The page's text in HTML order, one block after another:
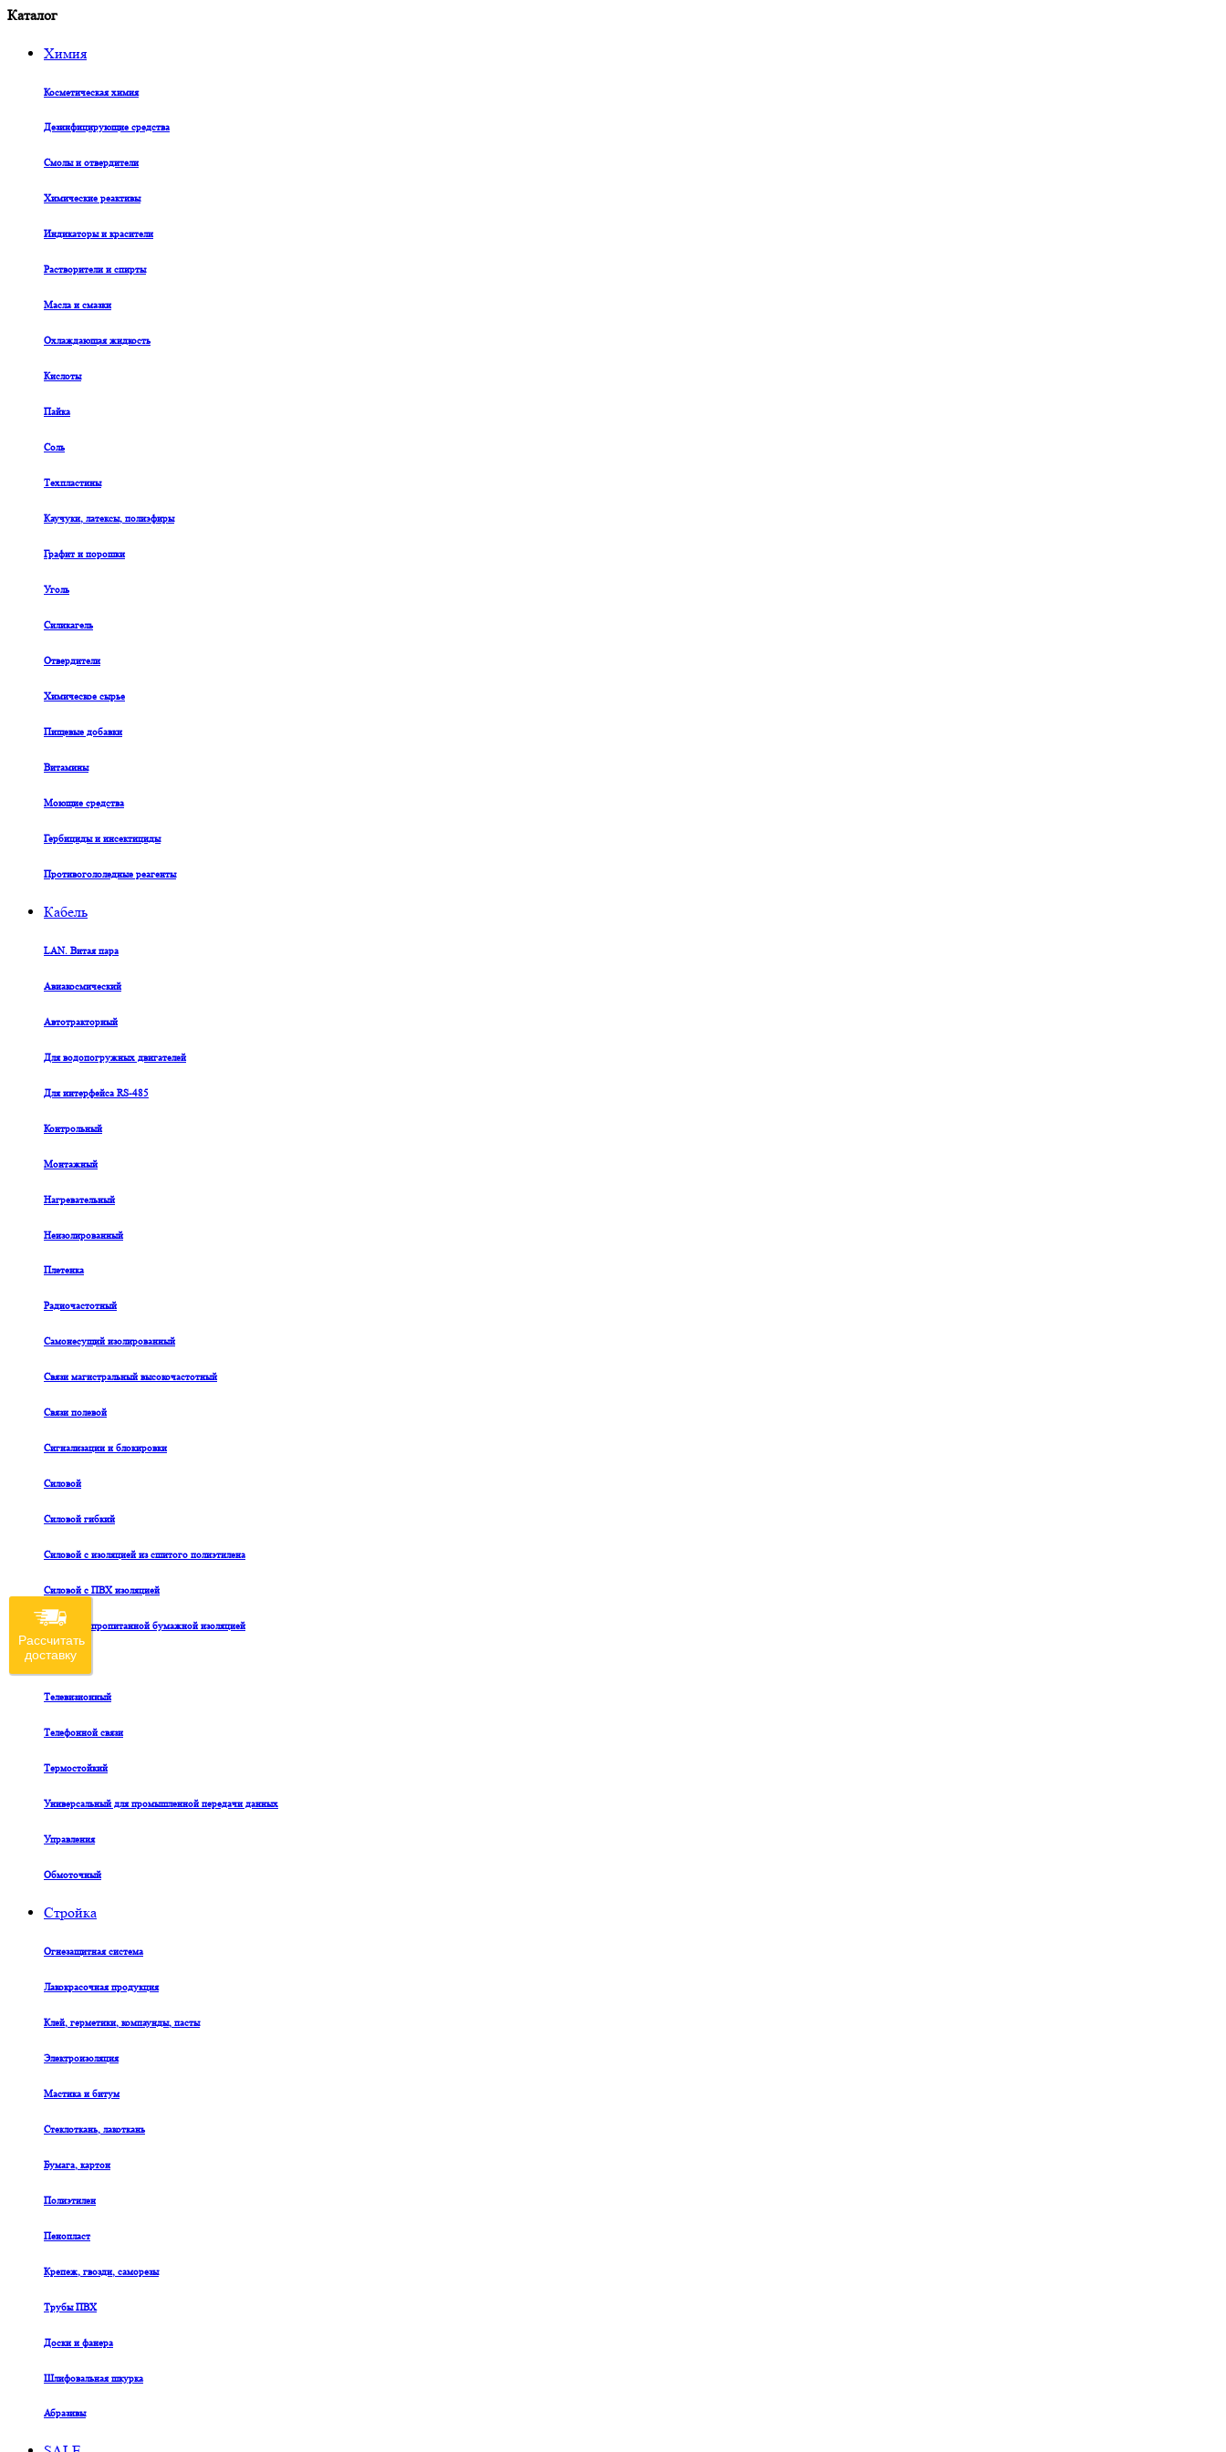
Каталог
Химия
Косметическая химия
Дезинфицирующие средства
Смолы и отвердители
Химические реактивы
Индикаторы и красители
Растворители и спирты
Масла и смазки
Охлаждающая жидкость
Кислоты
Пайка
Соль
Техпластины
Каучуки, латексы, полиэфиры
Графит и порошки
Уголь
Силикагель
Отвердители
Химическое сырье
Пищевые добавки
Витамины
Моющие средства
Гербициды и инсектициды
Противогололедные реагенты
Кабель
LAN. Витая пара
Авиакосмический
Автотракторный
Для водопогружных двигателей
Для интерфейса RS-485
Контрольный
Монтажный
Нагревательный
Неизолированный
Плетенка
Радиочастотный
Самонесущий изолированный
Связи магистральный высокочастотный
Связи полевой
Сигнализации и блокировки
Силовой
Силовой гибкий
Силовой с изоляцией из сшитого полиэтилена
Силовой с ПВХ изоляцией
Силовой с пропитанной бумажной изоляцией
Судовой
Телевизионный
Телефонной связи
Термостойкий
Универсальный для промышленной передачи данных
Управления
Обмоточный
Стройка
Огнезащитная система
Лакокрасочная продукция
Клей, герметики, компаунды, пасты
Электроизоляция
Мастика и битум
Стеклоткань, лакоткань
Бумага, картон
Полиэтилен
Пенопласт
Крепеж, гвозди, саморезы
Трубы ПВХ
Доски и фанера
Шлифовальная шкурка
Абразивы
Рассчитать
доставку